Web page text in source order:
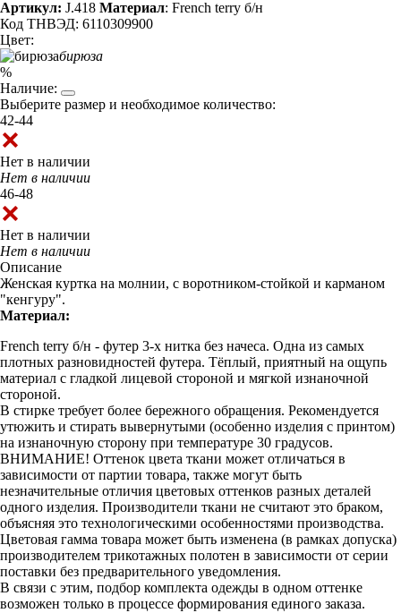
Артикул: J.418 Материал: French terry б/н
Код ТНВЭД: 6110309900
Цвет:
бирюза
%
Наличие:
Выберите размер и необходимое количество:
42-44
Нет в наличии
Нет в наличии
46-48
Нет в наличии
Нет в наличии
Описание
Женская куртка на молнии, с воротником-стойкой и карманом
"кенгуру".
Материал:
French terry б/н - футер 3-х нитка без начеса. Одна из самых
плотных разновидностей футера. Тёплый, приятный на ощупь
материал с гладкой лицевой стороной и мягкой изнаночной
стороной.
В стирке требует более бережного обращения. Рекомендуется
утюжить и стирать вывернутыми (особенно изделия с принтом)
на изнаночную сторону при температуре 30 градусов.
ВНИМАНИЕ! Оттенок цвета ткани может отличаться в
зависимости от партии товара, также могут быть
незначительные отличия цветовых оттенков разных деталей
одного изделия. Производители ткани не считают это браком,
объясняя это технологическими особенностями производства.
Цветовая гамма товара может быть изменена (в рамках допуска)
производителем трикотажных полотен в зависимости от серии
поставки без предварительного уведомления.
В связи с этим, подбор комплекта одежды в одном оттенке
возможен только в процессе формирования единого заказа.